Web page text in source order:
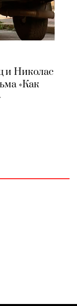
и Николас
«Как